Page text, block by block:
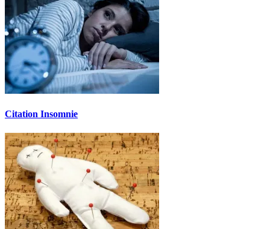
Citation Insomnie